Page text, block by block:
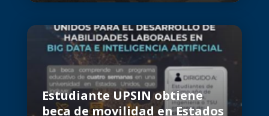
Estudiante UPSIN obtiene
beca de movilidad en Estados